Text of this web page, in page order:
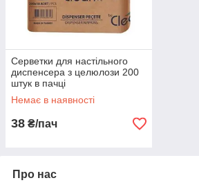
Серветки для настільного
диспенсера з целюлози 200
штук в пачці
Немає в наявності
38 ₴/пач
Про нас